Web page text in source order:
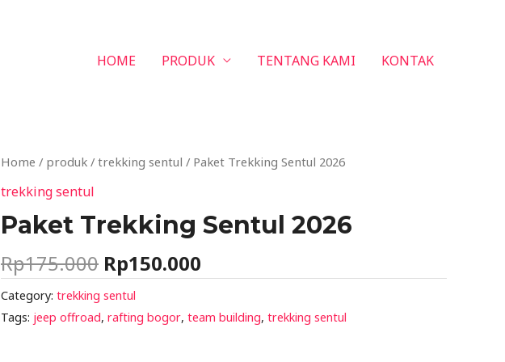
HOME PRODUK TENTANG KAMI KONTAK
Home / produk / trekking sentul / Paket Trekking Sentul 2026
trekking sentul
Paket Trekking Sentul 2026
Rp175.000
Original
Rp175.000.
Rp150.000
Current
Rp150.000.
Category: trekking sentul
Tags: jeep offroad, rafting bogor, team building, trekking sentul